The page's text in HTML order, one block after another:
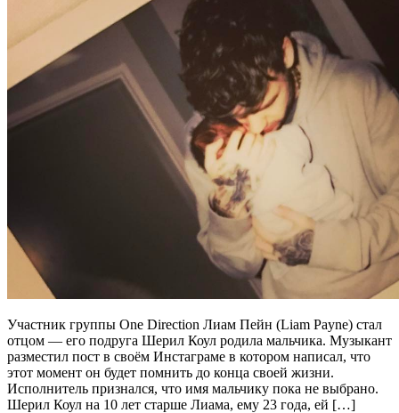
Участник группы One Direction Лиам Пейн (Liam Payne) стал
отцом — его подруга Шерил Коул родила мальчика. Музыкант
разместил пост в своём Инстаграме в котором написал, что
этот момент он будет помнить до конца своей жизни.
Исполнитель признался, что имя мальчику пока не выбрано.
Шерил Коул на 10 лет старше Лиама, ему 23 года, ей […]